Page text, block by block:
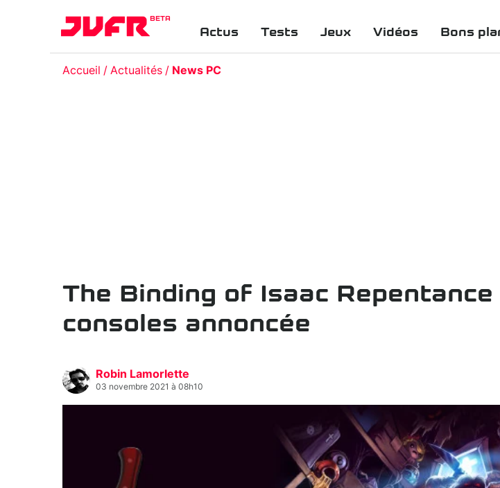
BETA
Actus Tests Jeux Vidéos Bons
Accueil Actualités News PC
The Binding of Isaac
consoles annoncée
Robin Lamorlette
03 novembre 2021 à 08h10